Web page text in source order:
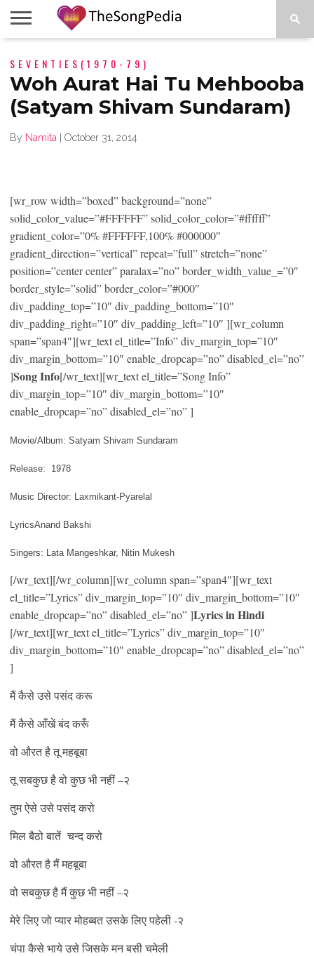
SONG
COLLECTIONS
STARTUPS
PEOPLE
SONGS
PRESS
ABOUT
SEVENTIES(1970-79)
Woh Aurat Hai Tu Mehbooba
(Satyam Shivam Sundaram)
By Namita October 31, 2014
[wr_row width=”boxed” background=”none”
solid_color_value=”#FFFFFF” solid_color_color=”#ffffff”
gradient_color=”0% #FFFFFF,100% #000000″
gradient_direction=”vertical” repeat=”full” stretch=”none”
position=”center center” paralax=”no” border_width_value_=”0″
border_style=”solid” border_color=”#000″
div_padding_top=”10″ div_padding_bottom=”10″
div_padding_right=”10″ div_padding_left=”10″ ][wr_column
span=”span4″][wr_text el_title=”Info” div_margin_top=”10″
div_margin_bottom=”10″ enable_dropcap=”no” disabled_el=”no”
]Song Info[/wr_text][wr_text el_title=”Song Info”
div_margin_top=”10″ div_margin_bottom=”10″
enable_dropcap=”no” disabled_el=”no” ]
Movie/Album: Satyam Shivam Sundaram
Release: 1978
Music Director: Laxmikant-Pyarelal
LyricsAnand Bakshi
Singers: Lata Mangeshkar, Nitin Mukesh
[/wr_text][/wr_column][wr_column span=”span4″][wr_text
el_title=”Lyrics” div_margin_top=”10″ div_margin_bottom=”10″
enable_dropcap=”no” disabled_el=”no” ]Lyrics in Hindi
[/wr_text][wr_text el_title=”Lyrics” div_margin_top=”10″
div_margin_bottom=”10″ enable_dropcap=”no” disabled_el=”no”
]
मैं कैसे उसे पसंद करू
मैं कैसे आँखें बंद करूँ
वो औरत है तू महबूबा
तू सबकुछ है वो कुछ भी नहीं –२
तुम ऐसे उसे पसंद करो
मिल बैठो बातें चन्द करो
वो औरत है मैं महबूबा
वो सबकुछ है मैं कुछ भी नहीं –२
मेरे लिए जो प्यार मोहब्बत उसके लिए पहेली -२
चंपा कैसे भाये उसे जिसके मन बसी चमेली